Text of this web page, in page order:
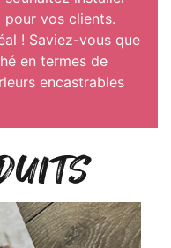
vos clients.
! Saviez-vous que
en termes de
encastrables